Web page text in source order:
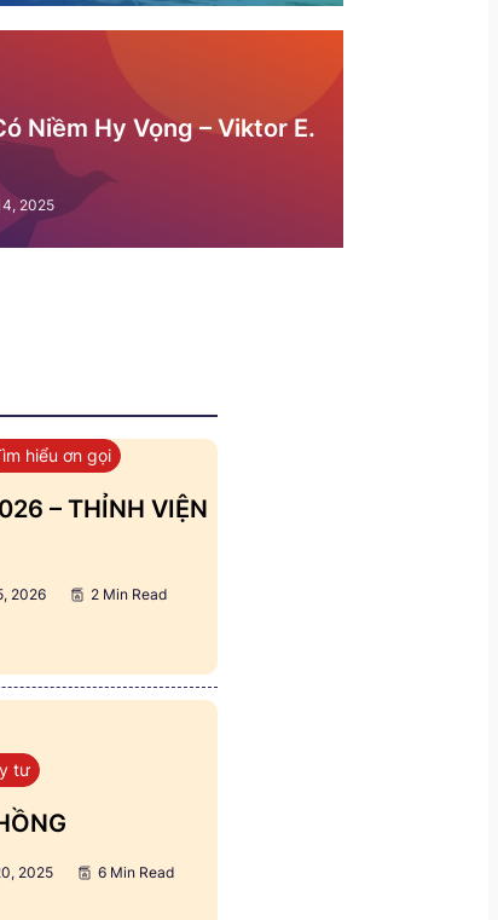
Niềm Hy Vọng – Viktor E.
2025
hiểu ơn gọi
– THỈNH VIỆN
2026 2 Min Read
tư
2025 6 Min Read